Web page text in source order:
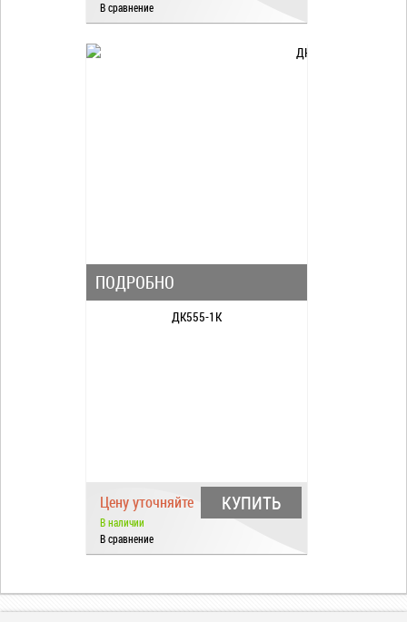
В сравнение
ПОДРОБНО
ДК555-1К
Цену уточняйте
В наличии
КУПИТЬ
В сравнение